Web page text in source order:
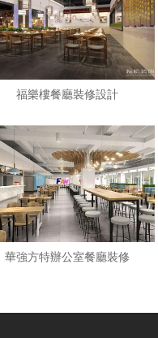
福樂樓餐廳裝修設計
華強方特辦公室餐廳裝修